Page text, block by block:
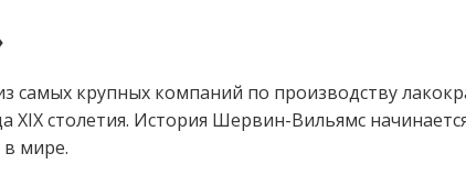
крупных компаний по производству
ХІХ столетия. История Шервин-Вильямс
в мире.